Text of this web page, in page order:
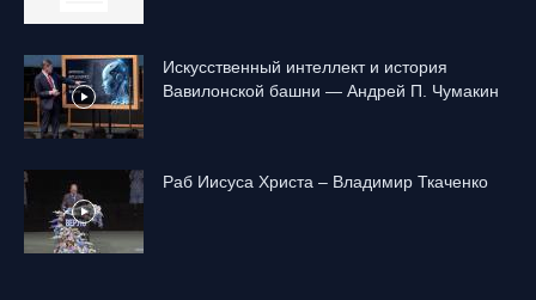
Искусственный интеллект и история
Вавилонской башни — Андрей П. Чумакин
Раб Иисуса Христа – Владимир Ткаченко